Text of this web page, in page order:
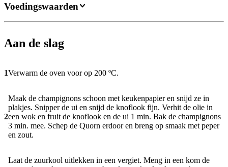
Aan de slag
1Verwarm de oven voor op 200 ºC.
2
Maak de champignons schoon met keukenpapier en snijd ze in
plakjes. Snipper de ui en snijd de knoflook fijn. Verhit de olie in
een wok en fruit de knoflook en de ui 1 min. Bak de champignons
3 min. mee. Schep de Quorn erdoor en breng op smaak met peper
en zout.
Laat de zuurkool uitlekken in een vergiet. Meng in een kom de
Voedingswaarden